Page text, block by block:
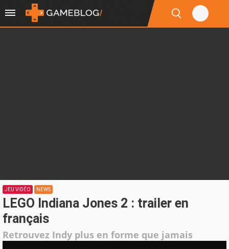
JEU VIDÉO NEWS
LEGO Indiana Jones 2 : trailer en
français
Retrouvez Indy plus en forme que jamais